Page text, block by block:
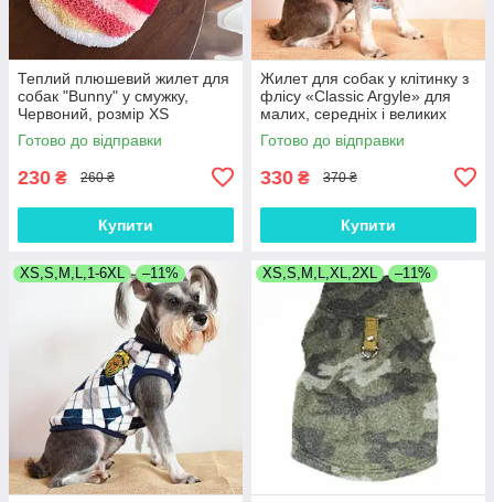
Теплий плюшевий жилет для
собак "Bunny" у смужку,
Червоний, розмір XS
Готово до відправки
230 ₴ 260 ₴
Купити
Жилет для собак у клітинку з
флісу «Classic Argyle» для
малих, середніх і великих
порід Червоний XS
Готово до відправки
330 ₴ 370 ₴
Купити
XS,S,M,L,1-6XL –11% XS,S,M,L,XL,2XL –11%